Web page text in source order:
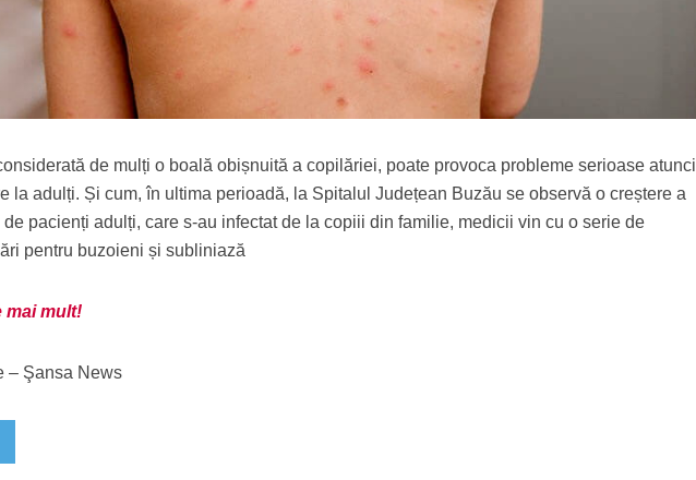
de mulți o boală obișnuită a copilăriei, poate provoca probleme serioase atunci
la adulți. Și cum, în ultima perioadă, la Spitalul Județean Buzău se observă o creștere a
de pacienți adulți, care s-au infectat de la copiii din familie, medicii vin cu o serie de
pentru buzoieni și subliniază
mult!
– Şansa News